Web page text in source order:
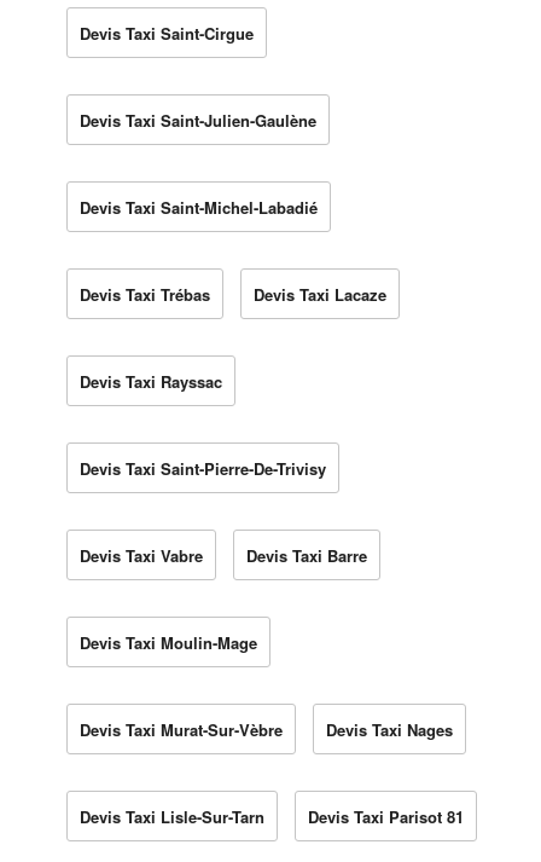
Devis Taxi Saint-Cirgue
Devis Taxi Saint-Julien-Gaulène
Devis Taxi Saint-Michel-Labadié
Devis Taxi Trébas Devis Taxi Lacaze
Devis Taxi Rayssac
Devis Taxi Saint-Pierre-De-Trivisy
Devis Taxi Vabre Devis Taxi Barre
Devis Taxi Moulin-Mage
Devis Taxi Murat-Sur-Vèbre Devis Taxi Nages
Devis Taxi Lisle-Sur-Tarn Devis Taxi Parisot 81